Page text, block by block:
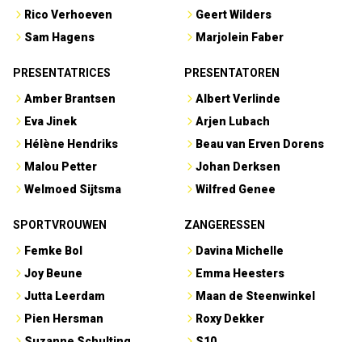
Rico Verhoeven
Sam Hagens
Geert Wilders
Marjolein Faber
PRESENTATRICES
Amber Brantsen
Eva Jinek
Hélène Hendriks
Malou Petter
Welmoed Sijtsma
PRESENTATOREN
Albert Verlinde
Arjen Lubach
Beau van Erven Dorens
Johan Derksen
Wilfred Genee
SPORTVROUWEN
Femke Bol
Joy Beune
Jutta Leerdam
Pien Hersman
ZANGERESSEN
Davina Michelle
Emma Heesters
Maan de Steenwinkel
Roxy Dekker